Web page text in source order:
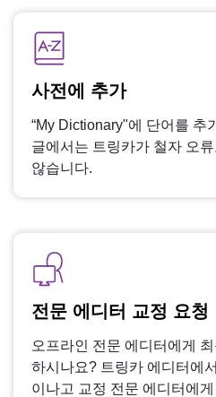
사전에 추가
“My Dictionary"에 단어를 추
글에서는 트링카가 철자 오류
않습니다.
전문 에디터 교정 요청
오프라인 전문 에디터에게
하시나요? 트링카 에디터에
이나고 교정 전문 에디터에